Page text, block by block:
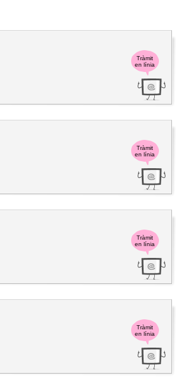
Tràmit
en línia
Tràmit
en línia
Tràmit
en línia
Tràmit
en línia